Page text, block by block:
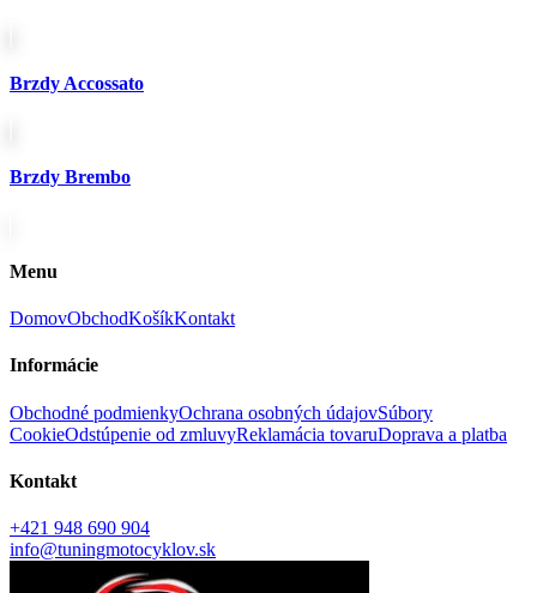
Brzdy Accossato
Brzdy Brembo
Menu
DomovObchodKošíkKontakt
Informácie
Obchodné podmienkyOchrana osobných údajovSúbory
CookieOdstúpenie od zmluvyReklamácia tovaruDoprava a platba
Kontakt
+421 948 690 904
info@tuningmotocyklov.sk